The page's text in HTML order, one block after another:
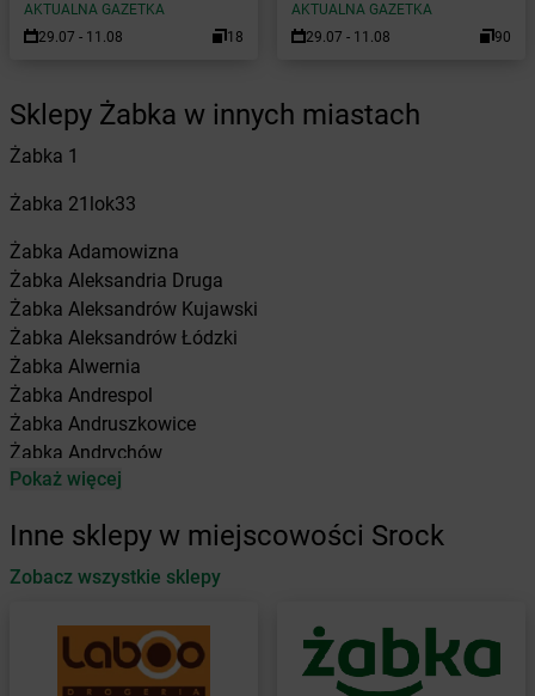
AKTUALNA GAZETKA
29.07 - 11.08
18
AKTUALNA GAZETKA
29.07 - 11.08
90
Sklepy Żabka w innych miastach
Żabka 1
Żabka 21lok33
Żabka Adamowizna
Żabka Aleksandria Druga
Żabka Aleksandrów Kujawski
Żabka Aleksandrów Łódzki
Żabka Alwernia
Żabka Andrespol
Żabka Andruszkowice
Żabka Andrychów
Żabka Antonie
Żabka Automat
Żabka Babica
Babimost
Baborów
Pokaż więcej
Inne sklepy w miejscowości Srock
Zobacz wszystkie sklepy